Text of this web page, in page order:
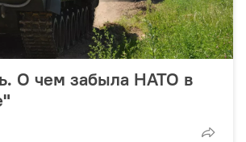
О чем забыла НАТО в